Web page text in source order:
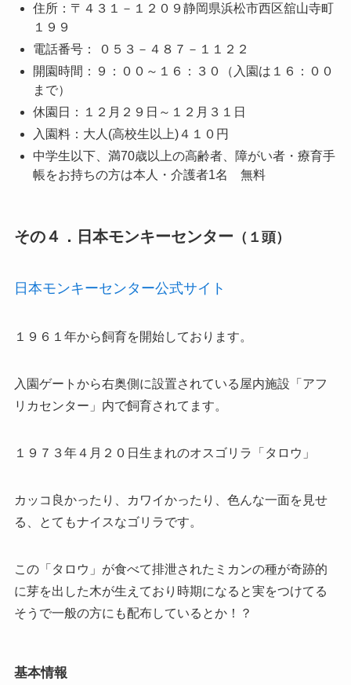
住所：〒４３１－１２０９静岡県浜松市西区舘山寺町
１９９
電話番号： ０５３－４８７－１１２２
開園時間：９：００～１６：３０（入園は１６：００
まで）
休園日：１２月２９日～１２月３１日
入園料： 大人(高校生以上)４１０円
中学生以下、 満70歳以上の高齢者、 障がい者・療育手
帳をお持ちの方は本人・介護者1名 無料
その４．日本モンキーセンター （１頭）
日本モンキーセンター公式サイト
１９６１年から飼育を開始しております。
入園ゲートから右奥側に設置されている屋内施設「アフ
リカセンター」内で飼育されてます。
１９７３年４月２０日生まれのオスゴリラ「タロウ」
カッコ良かったり、カワイかったり、色んな一面を見せ
る、とてもナイスなゴリラです。
この「タロウ」が食べて排泄されたミカンの種が奇跡的
に芽を出した木が生えており時期になると実をつけてる
そうで一般の方にも配布しているとか！？
基本情報